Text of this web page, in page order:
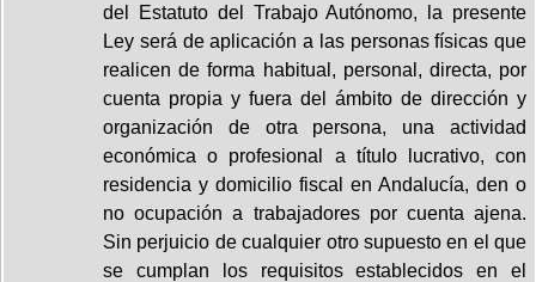
del Estatuto del Trabajo Autónomo, la presente
Ley será de aplicación a las personas físicas que
realicen de forma habitual, personal, directa, por
cuenta propia y fuera del ámbito de dirección y
organización de otra persona, una actividad
económica o profesional a título lucrativo, con
residencia y domicilio fiscal en Andalucía, den o
no ocupación a trabajadores por cuenta ajena.
Sin perjuicio de cualquier otro supuesto en el que
se cumplan los requisitos establecidos en el